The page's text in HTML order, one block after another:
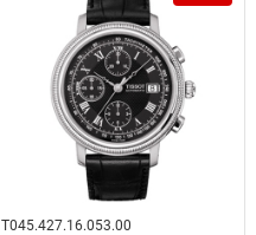
T045.427.16.053.00